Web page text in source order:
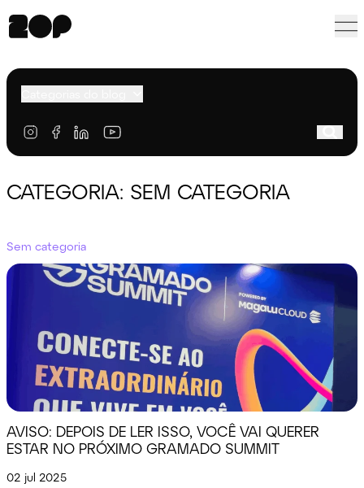
CATEGORIA: SEM CATEGORIA
Sem categoria
AVISO: DEPOIS DE LER ISSO, VOCÊ VAI QUERER
ESTAR NO PRÓXIMO GRAMADO SUMMIT
02 jul 2025